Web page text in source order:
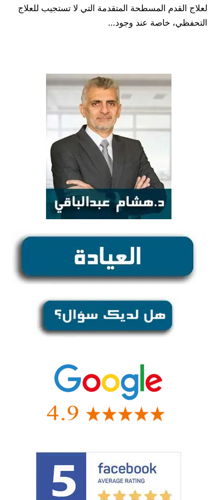
لعلاج القدم المسطحة المتقدمة التي لا تستجيب للعلاج
التحفظي، خاصة عند وجود...